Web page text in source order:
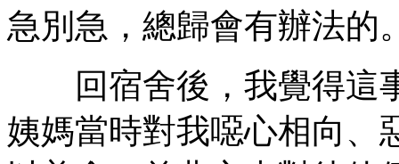
急別急，總歸會有辦法的
回宿舍後，我覺得這
姨媽當時對我噁心相向、